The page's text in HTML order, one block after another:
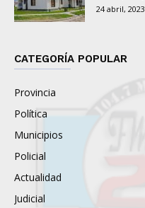
24 abril, 2023
CATEGORÍA POPULAR
Provincia
Política
Municipios
Policial
Actualidad
Judicial